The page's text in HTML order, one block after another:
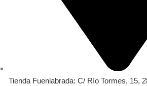
Tienda Fuenlabrada: C/ Río Tormes, 15,